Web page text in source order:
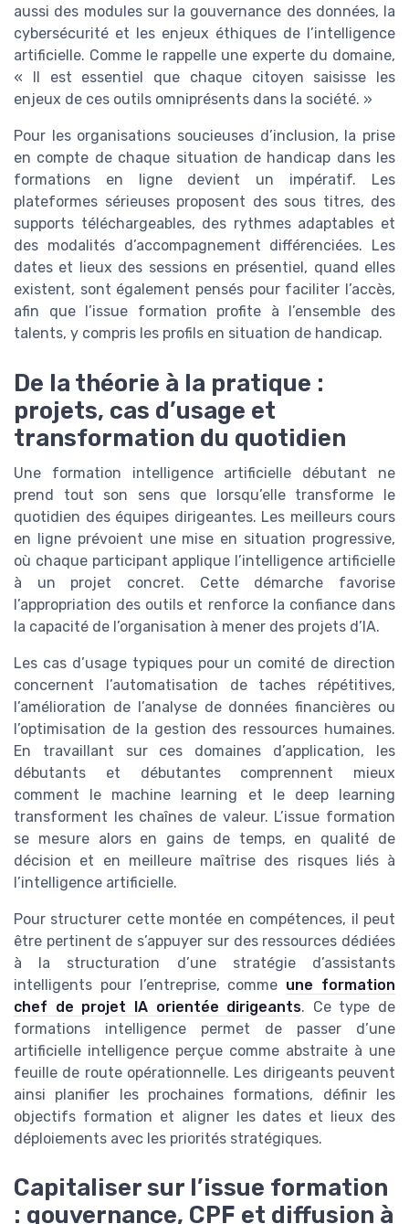
aussi des modules sur la gouvernance des données, la
cybersécurité et les enjeux éthiques de l’intelligence
artificielle. Comme le rappelle une experte du domaine,
« Il est essentiel que chaque citoyen saisisse les
enjeux de ces outils omniprésents dans la société. »
Pour les organisations soucieuses d’inclusion, la prise
en compte de chaque situation de handicap dans les
formations en ligne devient un impératif. Les
plateformes sérieuses proposent des sous titres, des
supports téléchargeables, des rythmes adaptables et
des modalités d’accompagnement différenciées. Les
dates et lieux des sessions en présentiel, quand elles
existent, sont également pensés pour faciliter l’accès,
afin que l’issue formation profite à l’ensemble des
talents, y compris les profils en situation de handicap.
De la théorie à la pratique :
projets, cas d’usage et
transformation du quotidien
Une formation intelligence artificielle débutant ne
prend tout son sens que lorsqu’elle transforme le
quotidien des équipes dirigeantes. Les meilleurs cours
en ligne prévoient une mise en situation progressive,
où chaque participant applique l’intelligence artificielle
à un projet concret. Cette démarche favorise
l’appropriation des outils et renforce la confiance dans
la capacité de l’organisation à mener des projets d’IA.
Les cas d’usage typiques pour un comité de direction
concernent l’automatisation de taches répétitives,
l’amélioration de l’analyse de données financières ou
l’optimisation de la gestion des ressources humaines.
En travaillant sur ces domaines d’application, les
débutants et débutantes comprennent mieux
comment le machine learning et le deep learning
transforment les chaînes de valeur. L’issue formation
se mesure alors en gains de temps, en qualité de
décision et en meilleure maîtrise des risques liés à
l’intelligence artificielle.
Pour structurer cette montée en compétences, il peut
être pertinent de s’appuyer sur des ressources dédiées
à la structuration d’une stratégie d’assistants
intelligents pour l’entreprise, comme une formation
chef de projet IA orientée dirigeants. Ce type de
formations intelligence permet de passer d’une
artificielle intelligence perçue comme abstraite à une
feuille de route opérationnelle. Les dirigeants peuvent
ainsi planifier les prochaines formations, définir les
objectifs formation et aligner les dates et lieux des
déploiements avec les priorités stratégiques.
Capitaliser sur l’issue formation
: gouvernance, CPF et diffusion à